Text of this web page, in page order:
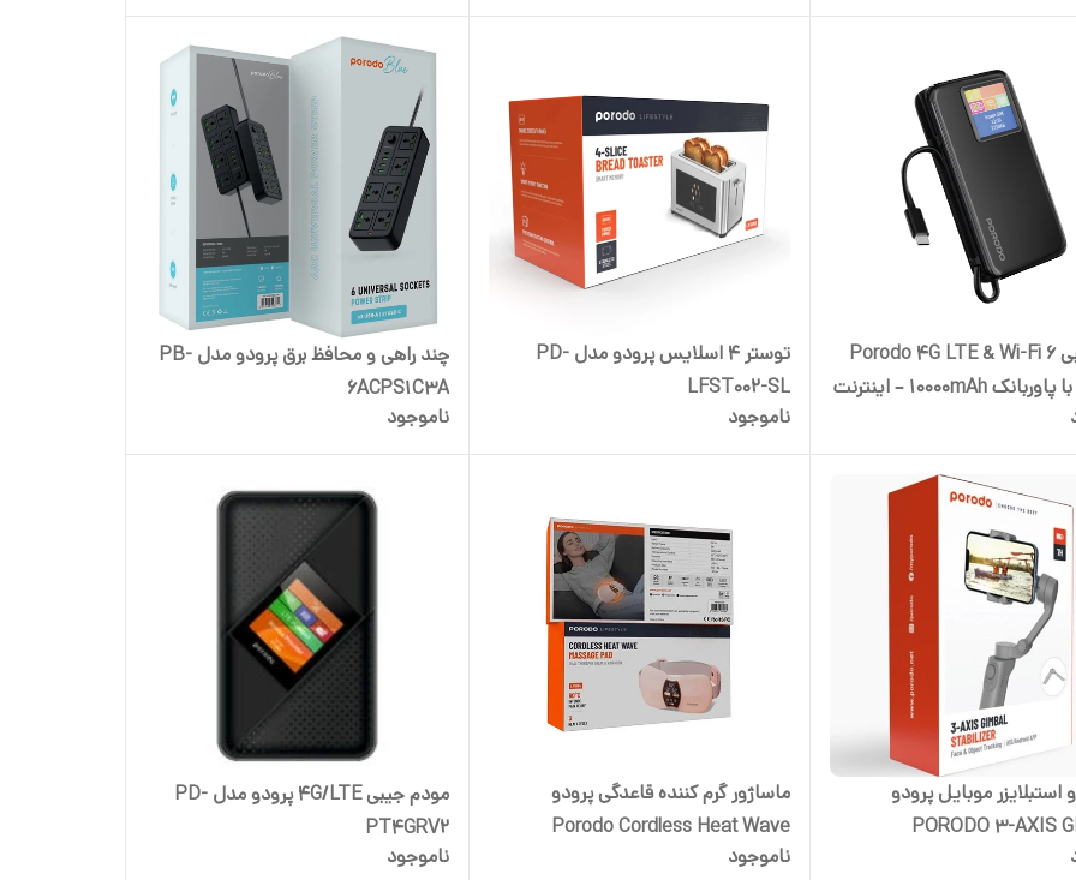
روتر جیبی Porodo 4G LTE & Wi-Fi 6
PB087 با پاوربانک 10000mAh – اینترنت
همراه
توستر ۴ اسلایس پرودو مدل PD-
LFST002-SL
ناموجود
چند راهی و محافظ برق پرودو مدل PB-
6ACPS1C3A
ناموجود
استبلایزر موبایل پرودو
PORODO 3-AXIS
ماساژور گرم کننده قاعدگی پرودو
Porodo Cordless Heat Wave
Massage Pad PDLFST194
ناموجود
مودم جیبی 4G/LTE پرودو مدل PD-
PT4GRV2
ناموجود